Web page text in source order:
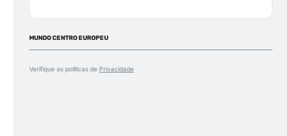
MUNDO CENTRO EUROPEU
Verifique as políticas de Privacidade